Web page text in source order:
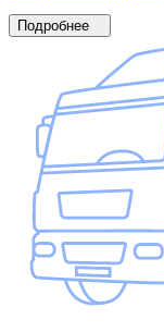
Подробнее